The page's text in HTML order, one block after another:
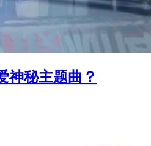
神秘主题曲？